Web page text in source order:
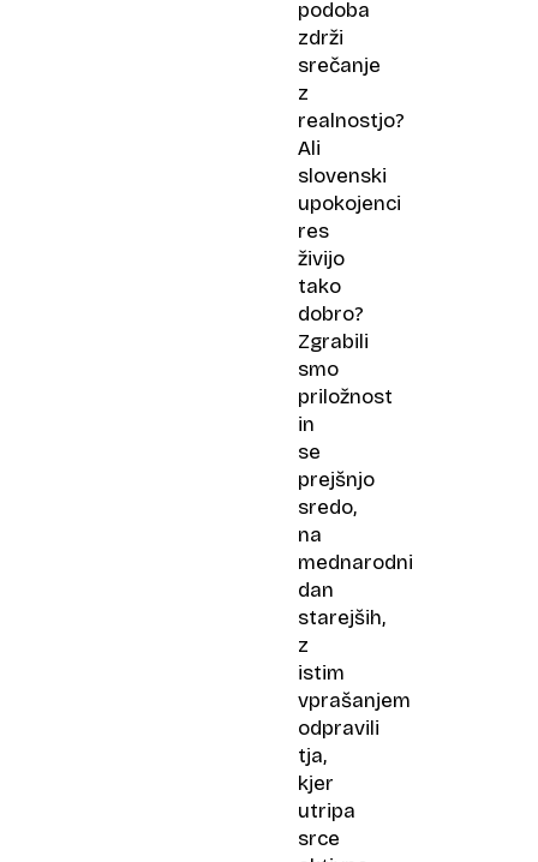
podoba
zdrži
srečanje
z
realnostjo?
Ali
slovenski
upokojenci
res
živijo
tako
dobro?
Zgrabili
smo
priložnost
in
se
prejšnjo
sredo,
na
mednarodni
dan
starejših,
z
istim
vprašanjem
odpravili
tja,
kjer
utripa
srce